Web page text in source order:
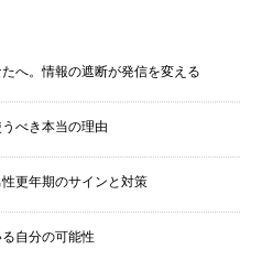
へ。情報の遮断が発信を変える
べき本当の理由
更年期のサインと対策
自分の可能性